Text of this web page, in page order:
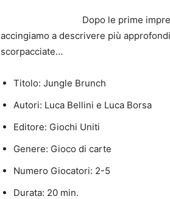
Dopo le prime
accingiamo a descrivere più
scorpacciate…
Titolo: Jungle Brunch
Autori: Luca Bellini e Luca Borsa
Editore: Giochi Uniti
Genere: Gioco di carte
Numero Giocatori: 2-5
Durata: 20 min.